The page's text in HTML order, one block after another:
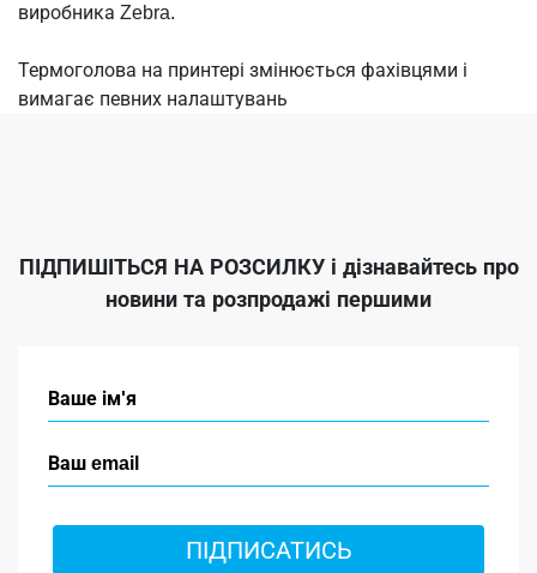
виробника Zebra.
Термоголова на принтері змінюється фахівцями і
вимагає певних налаштувань
ПІДПИШІТЬСЯ НА РОЗСИЛКУі дізнавайтесь про
новини та розпродажі першими
ПІДПИСАТИСЬ